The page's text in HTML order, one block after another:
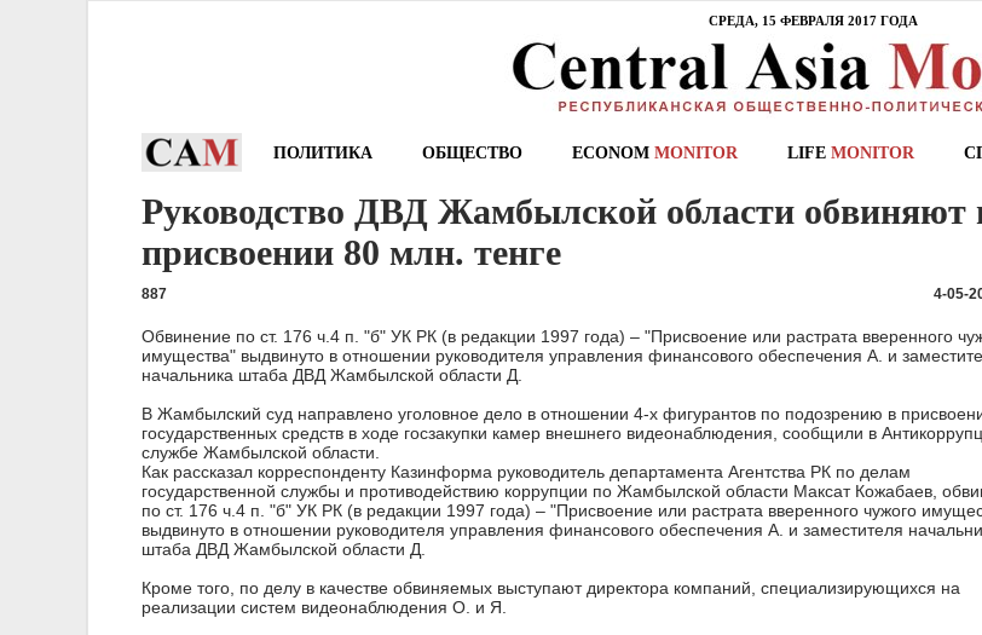
СРЕДА, 15 ФЕВРАЛЯ 2017 ГОДА
ПОЛИТИКА ОБЩЕСТВО ECONOM MONITOR LIFE MONITOR
Руководство ДВД Жамбылской области обвиняют
присвоении 80 млн. тенге
887 4-05-
Обвинение по ст. 176 ч.4 п. "б" УК РК (в редакции 1997 года) – "Присвоение или растрата вверенного
имущества" выдвинуто в отношении руководителя управления финансового обеспечения А. и
начальника штаба ДВД Жамбылской области Д.
В Жамбылский суд направлено уголовное дело в отношении 4-х фигурантов по подозрению в
государственных средств в ходе госзакупки камер внешнего видеонаблюдения, сообщили в
службе Жамбылской области.
Как рассказал корреспонденту Казинформа руководитель департамента Агентства РК по делам
государственной службы и противодействию коррупции по Жамбылской области Максат Кожабаев,
по ст. 176 ч.4 п. "б" УК РК (в редакции 1997 года) – "Присвоение или растрата вверенного чужого
выдвинуто в отношении руководителя управления финансового обеспечения А. и заместителя
штаба ДВД Жамбылской области Д.
Кроме того, по делу в качестве обвиняемых выступают директора компаний, специализирующихся на
реализации систем видеонаблюдения О. и Я.